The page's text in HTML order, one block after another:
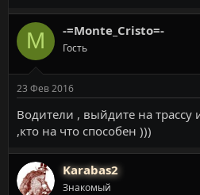
M -=Monte_Cristo=-
Гость
23 Фев 2016
Водители , выйдите на трассу
,кто на что способен )))
Karabas2
Знакомый